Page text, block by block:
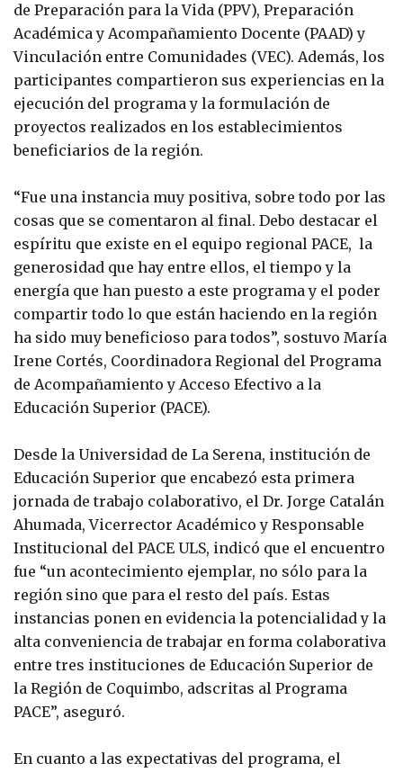
de Preparación para la Vida (PPV), Preparación
Académica y Acompañamiento Docente (PAAD) y
Vinculación entre Comunidades (VEC). Además, los
participantes compartieron sus experiencias en la
ejecución del programa y la formulación de
proyectos realizados en los establecimientos
beneficiarios de la región.
“Fue una instancia muy positiva, sobre todo por las
cosas que se comentaron al final. Debo destacar el
espíritu que existe en el equipo regional PACE, la
generosidad que hay entre ellos, el tiempo y la
energía que han puesto a este programa y el poder
compartir todo lo que están haciendo en la región
ha sido muy beneficioso para todos”, sostuvo María
Irene Cortés, Coordinadora Regional del Programa
de Acompañamiento y Acceso Efectivo a la
Educación Superior (PACE).
Desde la Universidad de La Serena, institución de
Educación Superior que encabezó esta primera
jornada de trabajo colaborativo, el Dr. Jorge Catalán
Ahumada, Vicerrector Académico y Responsable
Institucional del PACE ULS, indicó que el encuentro
fue “un acontecimiento ejemplar, no sólo para la
región sino que para el resto del país. Estas
instancias ponen en evidencia la potencialidad y la
alta conveniencia de trabajar en forma colaborativa
entre tres instituciones de Educación Superior de
la Región de Coquimbo, adscritas al Programa
PACE”, aseguró.
En cuanto a las expectativas del programa, el